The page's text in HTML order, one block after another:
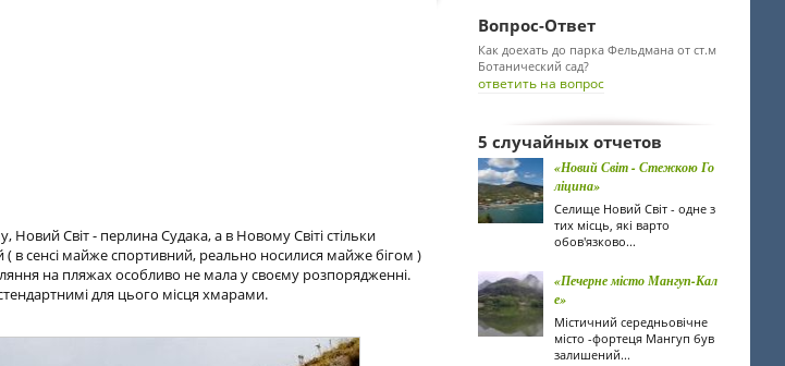
Світ - перлина Судака, а в Новому Світі стільки
в сенсі майже спортивний, реально носилися майже бігом )
на пляжах особливо не мала у своєму розпорядженні.
для цього місця хмарами.
Вопрос-Ответ
Как доехать до парка Фельдмана от ст.м
Ботанический сад?
ответить на вопрос
5 случайных отчетов
«Новий Світ - Стежкою Го
ліцина»
Селище Новий Світ - одне з
тих місць, які варто
обов'язково...
«Печерне місто Мангуп-Кал
е»
Містичний середньовічне
місто -фортеця Мангуп був
залишений...